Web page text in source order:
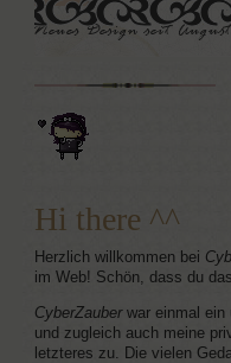
Hi there ^^
Herzlich willkommen bei
im Web! Schön, dass du
CyberZauberwar einmal ein
und zugleich auch meine
letzteres zu. Die vielen